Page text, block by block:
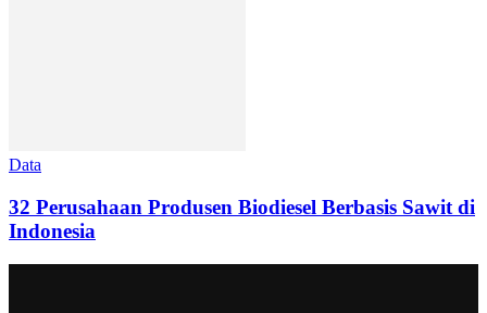
Data
32 Perusahaan Produsen Biodiesel Berbasis Sawit di
Indonesia